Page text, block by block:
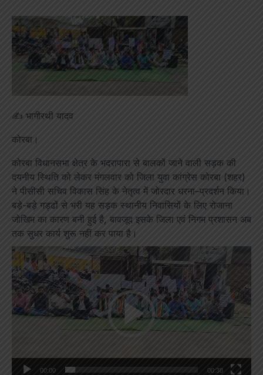
✍️ भागीरथी यादव
कोरबा।
कोरबा विधानसभा क्षेत्र के भदरापारा से बालकों जाने वाली सड़क की
दयनीय स्थिति को लेकर मंगलवार को जिला युवा कांग्रेस कोरबा (शहर)
ने पीसीसी सचिव विकास सिंह के नेतृत्व में जोरदार धरना–प्रदर्शन किया।
बड़े-बड़े गड्ढों से भरी यह सड़क स्थानीय निवासियों के लिए रोजाना
जोखिम का कारण बनी हुई है, बावजूद इसके जिला एवं निगम प्रशासन अब
तक सुधर कार्य शुरू नहीं कर पाया है।
Video
Player
00:00 00:38